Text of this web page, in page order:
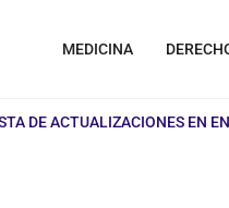
MEDICINA
DE ACTUALIZACIONES EN